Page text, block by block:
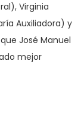
Virginia
Auxiliadora) y
José Manuel
mejor